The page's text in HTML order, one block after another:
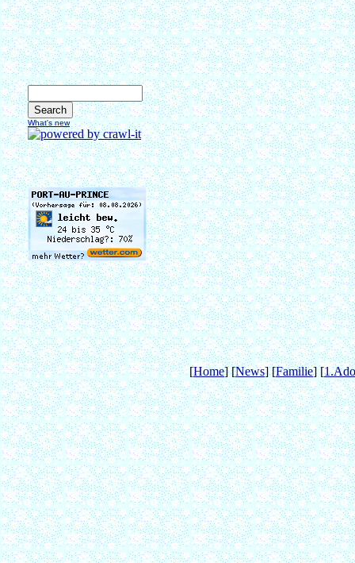
What's new
[Home] [News] [Familie] [